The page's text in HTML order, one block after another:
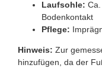
Laufsohle:
Bodenkontakt
Pflege:
Hinweis: Zur
hinzufügen, da der